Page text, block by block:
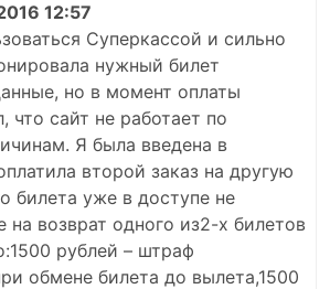
12:57
Суперкассой и сильно
нужный билет
но в момент оплаты
что сайт не работает по
Я была введена в
второй заказ на другую
билета уже в доступе не
на возврат одного из2-х билетов
рублей – штраф
обмене билета до вылета,1500